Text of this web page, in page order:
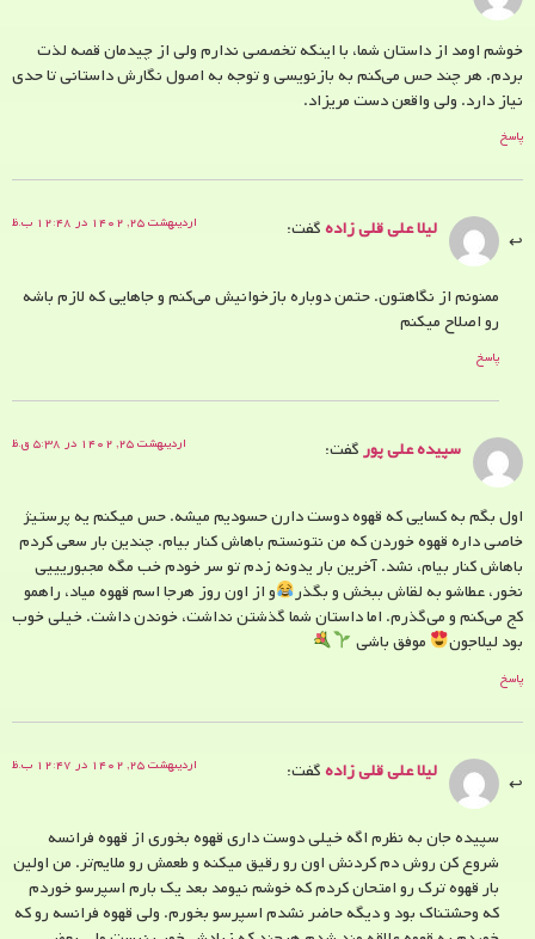
خوشم اومد از داستان شما، با اینکه تخصصی ندارم ولی از چیدمان قصه لذت
بردم. هر چند حس می‌کنم به بازنویسی و توجه به اصول نگارش داستانی تا حدی
نیاز دارد. ولی واقعن دست مریزاد.
پاسخ
لیلا علی قلی زادهگفت: اردیبهشت ۲۵, ۱۴۰۲ در ۱۲:۴۸ ب.ظ
ممنونم از نگاهتون. حتمن دوباره بازخوانیش می‌کنم و جاهایی که لازم باشه
رو اصلاح میکنم
پاسخ
سپیده علی پورگفت: اردیبهشت ۲۵, ۱۴۰۲ در ۵:۳۸ ق.ظ
اول بگم به کسایی که قهوه دوست دارن حسودیم میشه. حس میکنم یه پرستیژ
خاصی داره قهوه خوردن که من نتونستم باهاش کنار بیام. چندین بار سعی کردم
باهاش کنار بیام، نشد. آخرین بار یدونه زدم تو سر خودم خب مگه مجبوریییی
نخور، عطاشو به لقاش ببخش و بگذر
و از اون روز هرجا اسم قهوه میاد، راهمو
کج می‌‌کنم و می‌گذرم. اما داستان شما گذشتن نداشت، خوندن داشت. خیلی خوب
بود لیلاجون
موفق باشی
پاسخ
لیلا علی قلی زادهگفت: اردیبهشت ۲۵, ۱۴۰۲ در ۱۲:۴۷ ب.ظ
سپیده جان به نظرم اگه خیلی دوست داری قهوه بخوری از قهوه فرانسه
شروع کن روش دم کردنش اون رو رقیق میکنه و طعمش رو ملایم‌تر. من اولین
بار قهوه ترک رو امتحان کردم که خوشم نیومد بعد یک بارم اسپرسو خوردم
که وحشتناک بود و دیگه حاضر نشدم اسپرسو بخورم. ولی قهوه فرانسه رو که